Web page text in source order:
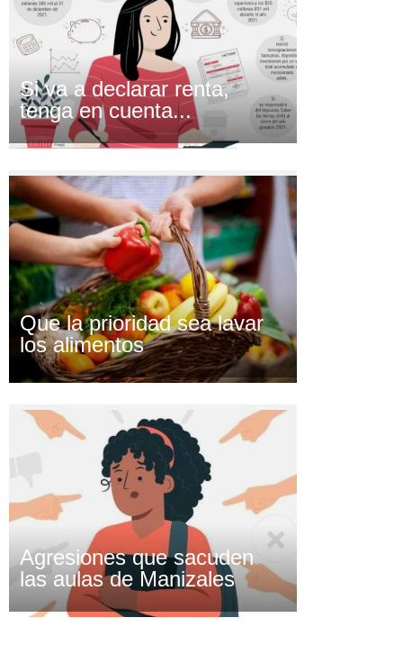
Si va a declarar renta,
tenga en cuenta...
Que la prioridad sea lavar
los alimentos
Agresiones que sacuden
las aulas de Manizales